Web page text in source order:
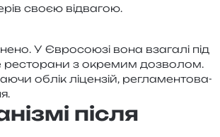
своєю відвагою.
У Євросоюзі вона вза­га­лі під
з окре­мим дозво­лом.
облік ліцен­зій, регла­мен­то­ва­
після